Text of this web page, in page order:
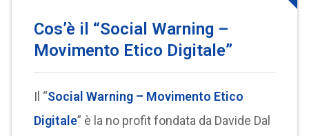
Cos’è il “Social Warning –
Movimento Etico Digitale”
Il “Social Warning – Movimento Etico
Digitale” è la no profit fondata da Davide Dal